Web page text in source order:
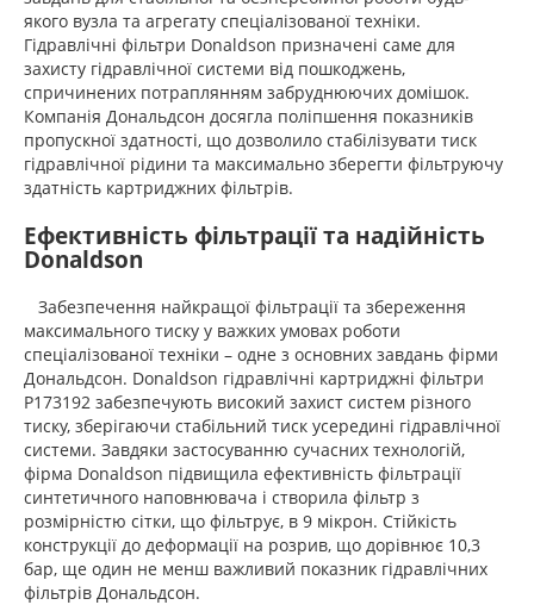
якого вузла та агрегату спеціалізованої техніки.
Гідравлічні фільтри Donaldson призначені саме для
захисту гідравлічної системи від пошкоджень,
спричинених потраплянням забруднюючих домішок.
Компанія Дональдсон досягла поліпшення показників
пропускної здатності, що дозволило стабілізувати тиск
гідравлічної рідини та максимально зберегти фільтруючу
здатність картриджних фільтрів.
Ефективність фільтрації та надійність
Donaldson
Забезпечення найкращої фільтрації та збереження
максимального тиску у важких умовах роботи
спеціалізованої техніки – одне з основних завдань фірми
Дональдсон. Donaldson гідравлічні картриджні фільтри
P173192 забезпечують високий захист систем різного
тиску, зберігаючи стабільний тиск усередині гідравлічної
системи. Завдяки застосуванню сучасних технологій,
фірма Donaldson підвищила ефективність фільтрації
синтетичного наповнювача і створила фільтр з
розмірністю сітки, що фільтрує, в 9 мікрон. Стійкість
конструкції до деформації на розрив, що дорівнює 10,3
бар, ще один не менш важливий показник гідравлічних
фільтрів Дональдсон.